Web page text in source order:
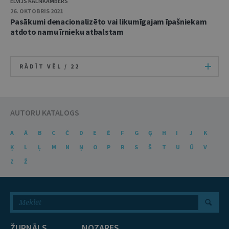
26. OKTOBRIS 2021
Pasākumi denacionalizēto vai likumīgajam īpašniekam
atdoto namu īrnieku atbalstam
RĀDĪT VĒL / 22
AUTORU KATALOGS
A Ā B C Č D E Ē F G Ģ H I J
K
Ķ
L Ļ M N Ņ O P R S Š T U Ū
V
Z
Ž